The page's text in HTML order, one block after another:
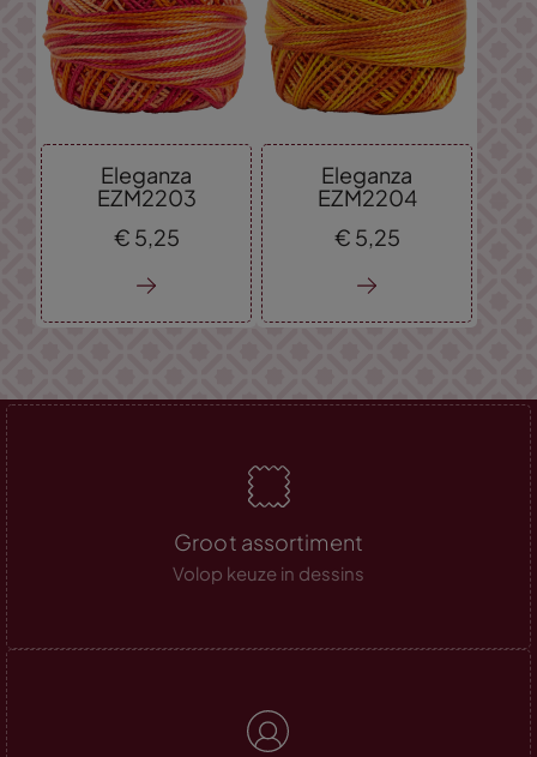
Eleganza
EZM2203
€ 5,25
Eleganza
EZM2204
€ 5,25
Groot assortiment
Volop keuze in dessins